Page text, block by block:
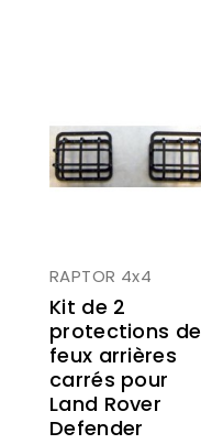
RAPTOR 4x4
Kit de 2
protections de
feux arrières
carrés pour
Land Rover
Defender